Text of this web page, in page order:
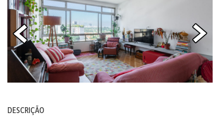
DESCRIÇÃO